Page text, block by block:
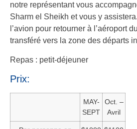
notre représentant vous
Sharm el Sheikh et vous y
l’avion pour retourner à l’aéroport
transféré vers la zone des départs
Repas : petit-déjeuner
Prix:
MAY-
SEPT
Oct. –
Avril